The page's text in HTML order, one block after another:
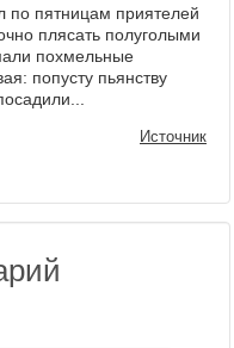
по пятницам приятелей
плясать полуголыми
похмельные
попусту пьянству
Источник